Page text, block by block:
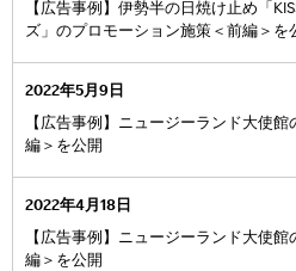
【広告事例】伊勢半の日焼け止め「
ズ」のプロモーション施策＜前編＞を
2022年5月9日
【広告事例】ニュージーランド大使
編＞を公開
2022年4月18日
【広告事例】ニュージーランド大使
編＞を公開